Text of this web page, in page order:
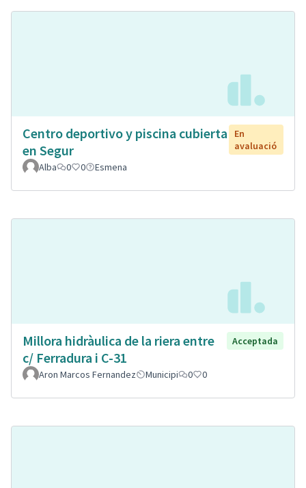
Centro deportivo y piscina cubierta
en Segur
En
avaluació
Alba
0 0 Esmena
Millora hidràulica de la riera entre
c/ Ferradura i C-31
Acceptada
Aron Marcos Fernandez Municipi 0 0